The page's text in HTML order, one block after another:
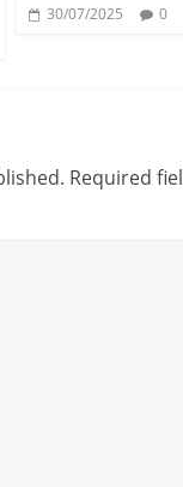
30/07/2025 0
Required